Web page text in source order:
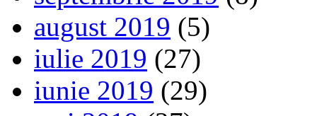
august 2019 (5)
iulie 2019 (27)
iunie 2019 (29)